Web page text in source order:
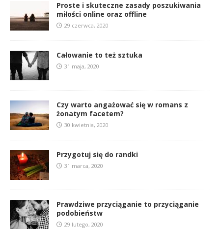
Proste i skuteczne zasady poszukiwania
miłości online oraz offline
29 czerwca, 2020
Całowanie to też sztuka
31 maja, 2020
Czy warto angażować się w romans z
żonatym facetem?
30 kwietnia, 2020
Przygotuj się do randki
31 marca, 2020
Prawdziwe przyciąganie to przyciąganie
podobieństw
29 lutego, 2020